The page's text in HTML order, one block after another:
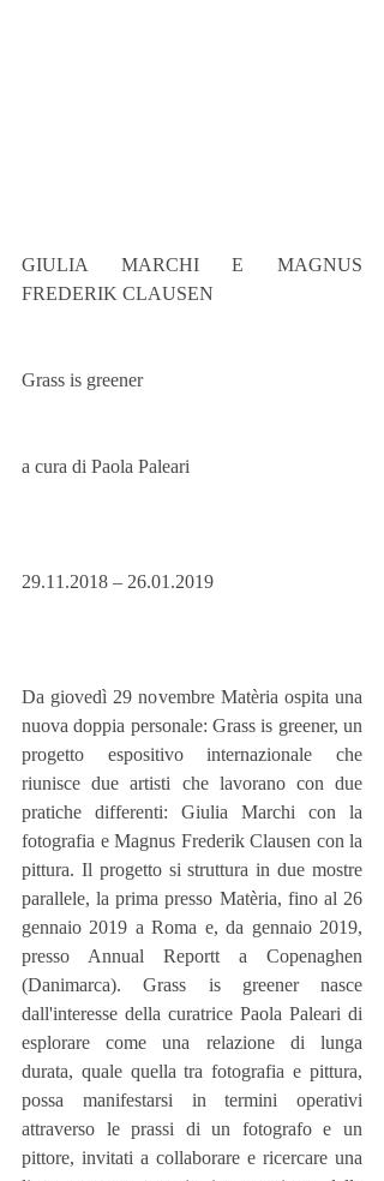
GIULIA MARCHI E MAGNUS
FREDERIK CLAUSEN
Grass is greener
a cura di Paola Paleari
29.11.2018 – 26.01.2019
Da giovedì 29 novembre Matèria ospita una
nuova doppia personale: Grass is greener, un
progetto espositivo internazionale che
riunisce due artisti che lavorano con due
pratiche differenti: Giulia Marchi con la
fotografia e Magnus Frederik Clausen con la
pittura. Il progetto si struttura in due mostre
parallele, la prima presso Matèria, fino al 26
gennaio 2019 a Roma e, da gennaio 2019,
presso Annual Reportt a Copenaghen
(Danimarca). Grass is greener nasce
dall'interesse della curatrice Paola Paleari di
esplorare come una relazione di lunga
durata, quale quella tra fotografia e pittura,
possa manifestarsi in termini operativi
attraverso le prassi di un fotografo e un
pittore, invitati a collaborare e ricercare una